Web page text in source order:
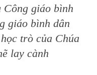
giáo bình
giáo bình dân
trò của Chúa
lay cành